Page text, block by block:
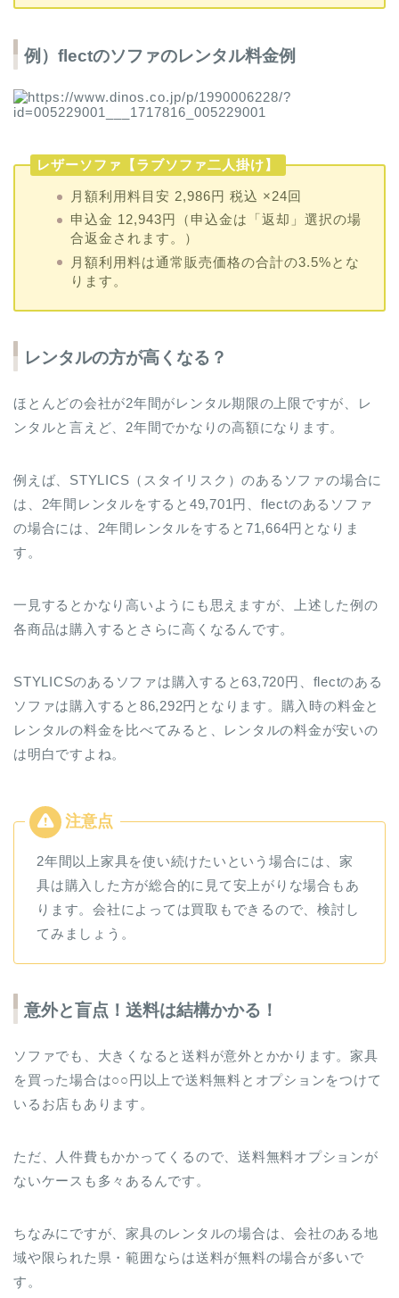
例）flectのソファのレンタル料金例
レザーソファ【ラブソファ二人掛け】
月額利用料目安 2,986円 税込 ×24回
申込金 12,943円（申込金は「返却」選択の場
合返金されます。）
月額利用料は通常販売価格の合計の3.5%とな
ります。
レンタルの方が高くなる？
ほとんどの会社が2年間がレンタル期限の上限ですが、レ
ンタルと言えど、2年間でかなりの高額になります。
例えば、STYLICS（スタイリスク）のあるソファの場合に
は、2年間レンタルをすると49,701円、flectのあるソファ
の場合には、2年間レンタルをすると71,664円となりま
す。
一見するとかなり高いようにも思えますが、上述した例の
各商品は購入するとさらに高くなるんです。
STYLICSのあるソファは購入すると63,720円、flectのある
ソファは購入すると86,292円となります。購入時の料金と
レンタルの料金を比べてみると、レンタルの料金が安いの
は明白ですよね。
2年間以上家具を使い続けたいという場合には、家
具は購入した方が総合的に見て安上がりな場合もあ
ります。会社によっては買取もできるので、検討し
てみましょう。
意外と盲点！送料は結構かかる！
ソファでも、大きくなると送料が意外とかかります。家具
を買った場合は○○円以上で送料無料とオプションをつけて
いるお店もあります。
ただ、人件費もかかってくるので、送料無料オプションが
ないケースも多々あるんです。
ちなみにですが、家具のレンタルの場合は、会社のある地
域や限られた県・範囲ならは送料が無料の場合が多いで
す。